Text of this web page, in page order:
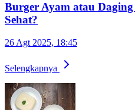
Burger Ayam atau
Sehat?
26 Agt 2025, 18:45
Selengkapnya